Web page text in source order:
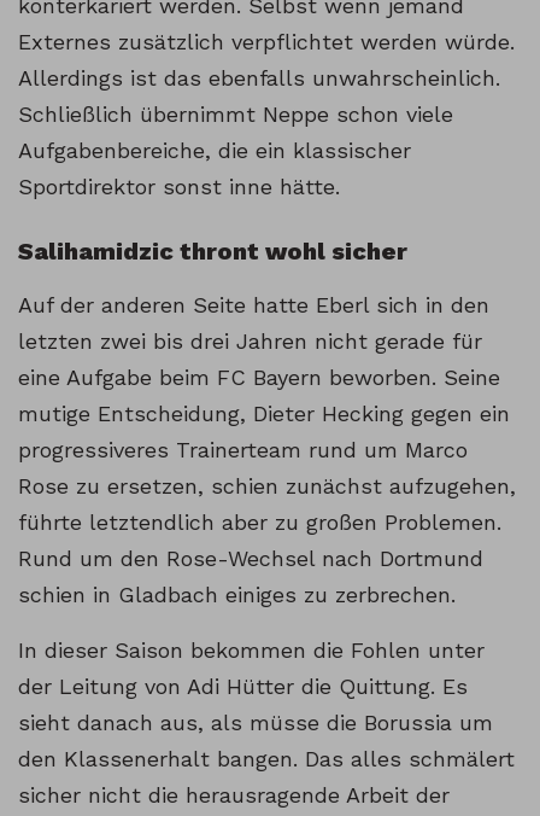
Externes zusätzlich verpflichtet werden würde.
Allerdings ist das ebenfalls unwahrscheinlich.
Schließlich übernimmt Neppe schon viele
Aufgabenbereiche, die ein klassischer
Sportdirektor sonst inne hätte.
Salihamidzic thront wohl sicher
Auf der anderen Seite hatte Eberl sich in den
letzten zwei bis drei Jahren nicht gerade für
eine Aufgabe beim FC Bayern beworben. Seine
mutige Entscheidung, Dieter Hecking gegen ein
progressiveres Trainerteam rund um Marco
Rose zu ersetzen, schien zunächst aufzugehen,
führte letztendlich aber zu großen Problemen.
Rund um den Rose-Wechsel nach Dortmund
schien in Gladbach einiges zu zerbrechen.
In dieser Saison bekommen die Fohlen unter
der Leitung von Adi Hütter die Quittung. Es
sieht danach aus, als müsse die Borussia um
den Klassenerhalt bangen. Das alles schmälert
sicher nicht die herausragende Arbeit der